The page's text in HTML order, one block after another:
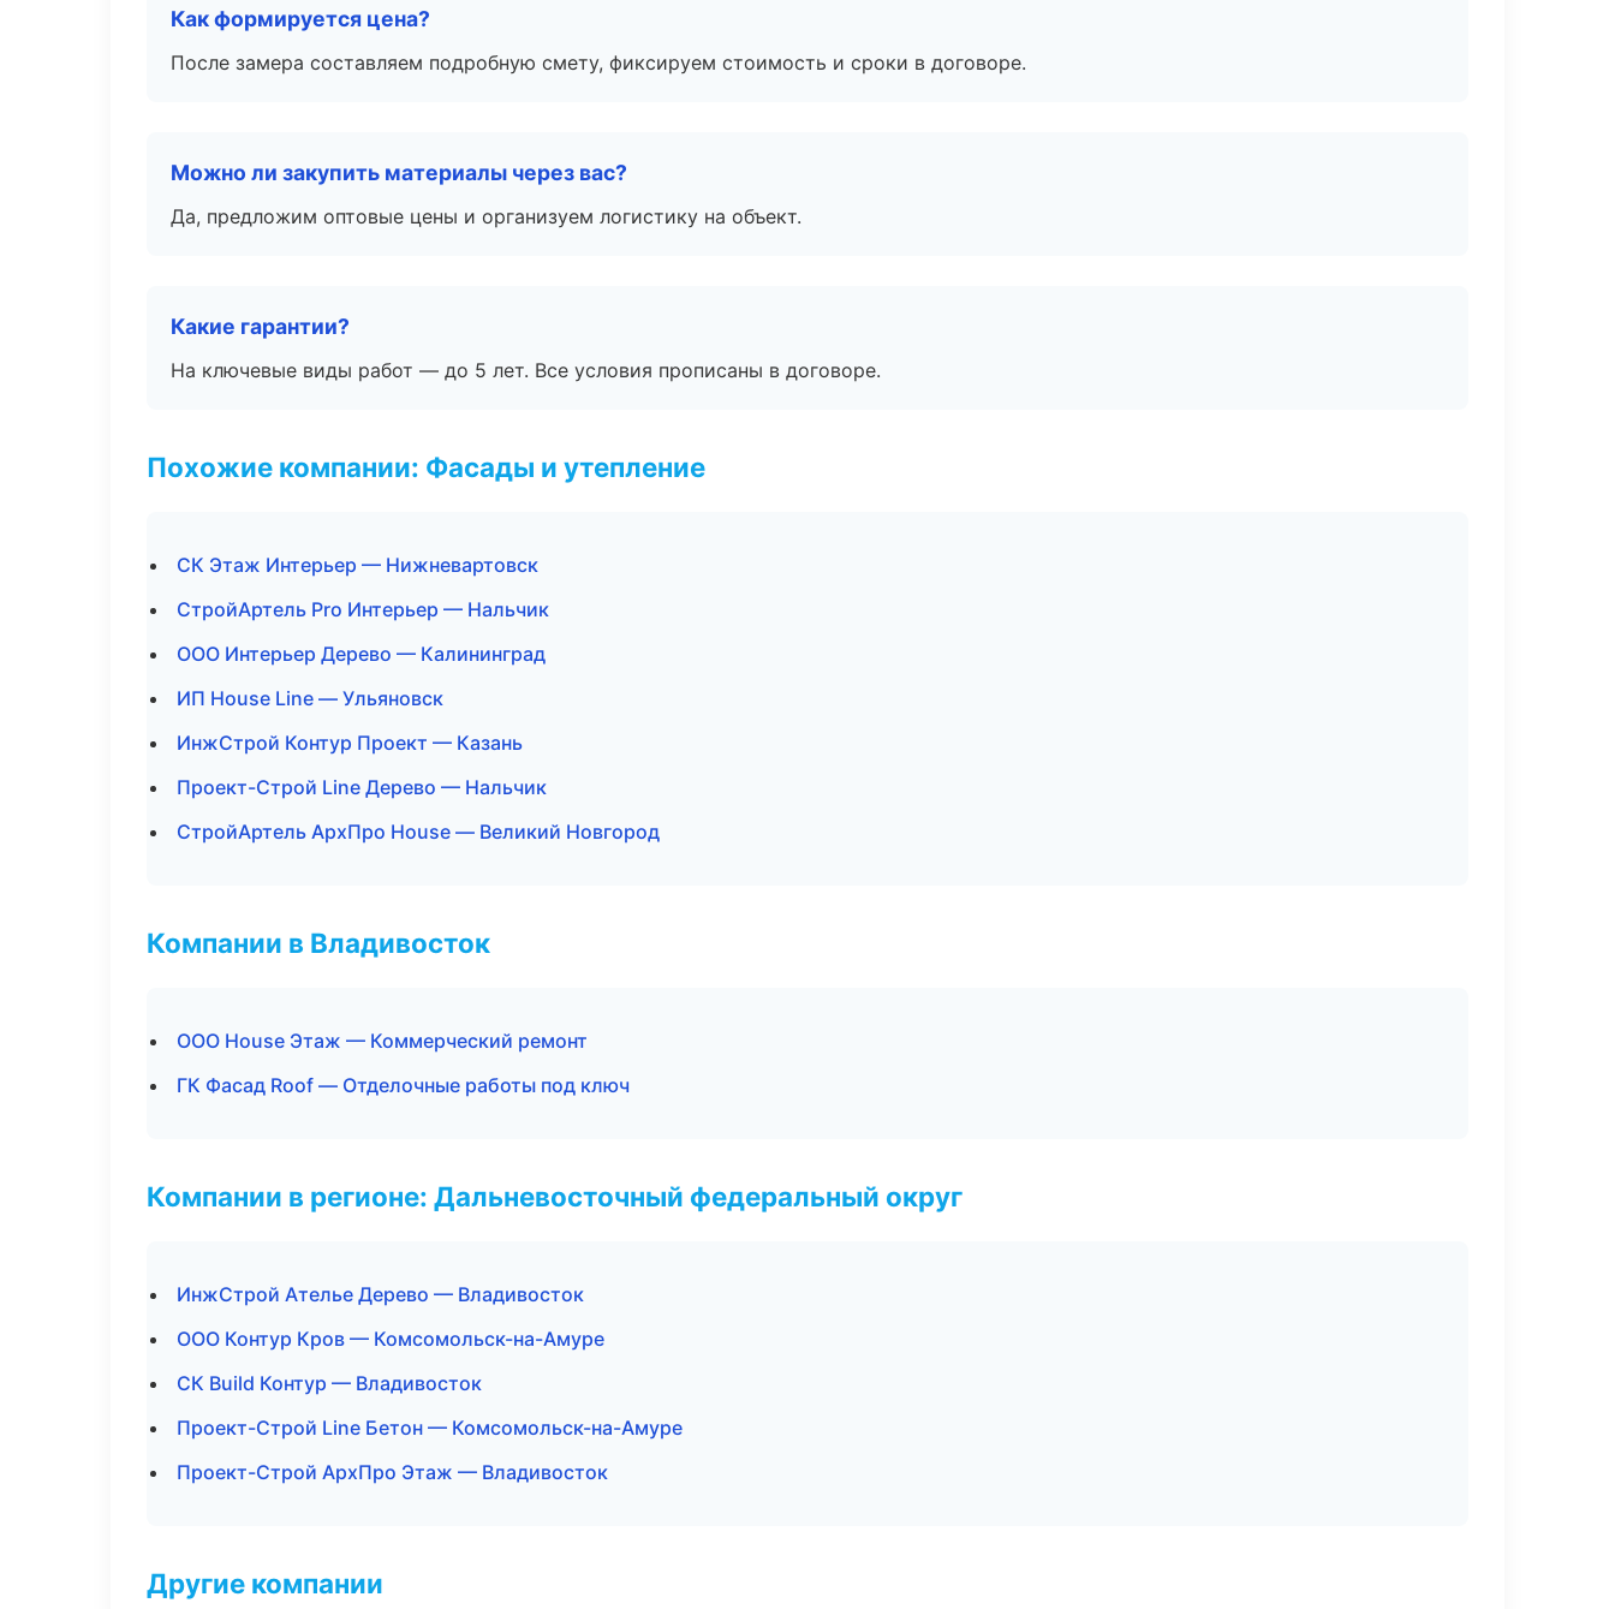
Как формируется цена?
После замера составляем подробную смету, фиксируем стоимость и сроки в договоре.
Можно ли закупить материалы через вас?
Да, предложим оптовые цены и организуем логистику на объект.
Какие гарантии?
На ключевые виды работ — до 5 лет. Все условия прописаны в договоре.
Похожие компании: Фасады и утепление
СК Этаж Интерьер — Нижневартовск
СтройАртель Pro Интерьер — Нальчик
ООО Интерьер Дерево — Калининград
ИП House Line — Ульяновск
ИнжСтрой Контур Проект — Казань
Проект-Строй Line Дерево — Нальчик
СтройАртель АрхПро House — Великий Новгород
Компании в Владивосток
ООО House Этаж — Коммерческий ремонт
ГК Фасад Roof — Отделочные работы под ключ
Компании в регионе: Дальневосточный федеральный округ
ИнжСтрой Ателье Дерево — Владивосток
ООО Контур Кров — Комсомольск-на-Амуре
СК Build Контур — Владивосток
Проект-Строй Line Бетон — Комсомольск-на-Амуре
Проект-Строй АрхПро Этаж — Владивосток
Другие компании